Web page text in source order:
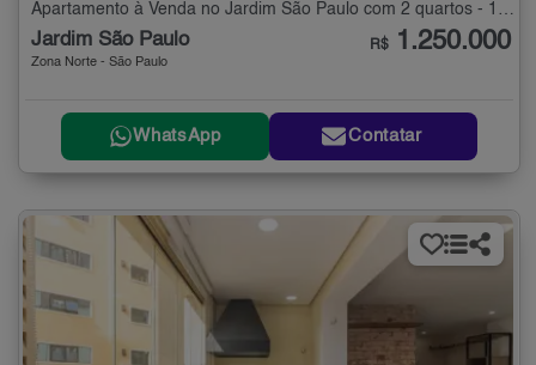
Jardim São Paulo
Zona Norte - São Paulo
R$ 1.250.000
WhatsApp Contatar